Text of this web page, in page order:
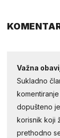
Važna
Sukladno
dopušteno
korisnik koji
prethodno